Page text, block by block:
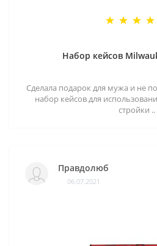
Набор кейсов
Сделала подарок для мужа и не
набор кейсов для
стройки ..
Правдолюб
06.07.2021